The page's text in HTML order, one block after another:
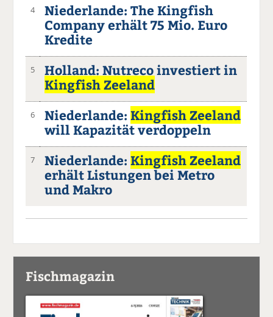
4
Niederlande: The Kingfish
Company erhält 75 Mio. Euro
Kredite
5
Holland: Nutreco investiert in
Kingfish Zeeland
6 Niederlande:Kingfish Zeeland
will Kapazität verdoppeln
7 Niederlande:Kingfish Zeeland
erhält Listungen bei Metro
und Makro
Fischmagazin